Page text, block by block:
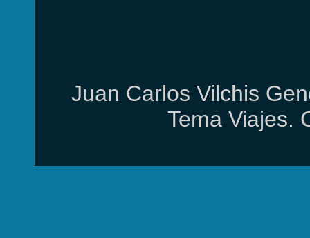
Juan Carlos Vilchis
Tema Viajes.